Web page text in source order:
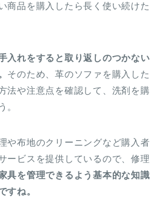
商品を購入したら長く使い続けた
入れをすると取り返しのつかない
そのため、革のソファを購入した
法や注意点を確認して、洗剤を購
。
や布地のクリーニングなど購入者
ービスを提供しているので、修理
具を管理できるよう基本的な知識
すね。